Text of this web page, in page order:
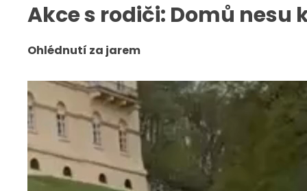
Akce s rodiči: Domů nesu
Ohlédnutí za jarem